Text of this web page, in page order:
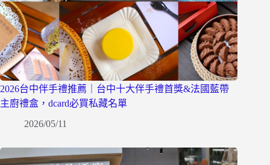
2026台中伴手禮推薦｜台中十大伴手禮首獎&法國藍帶
主廚禮盒，dcard必買私藏名單
2026/05/11